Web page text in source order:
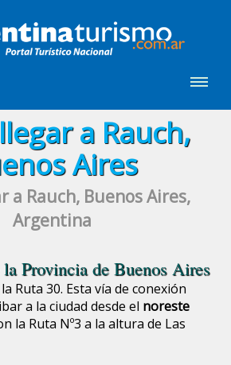
a Rauch,
Aires
a Rauch, Buenos Aires,
Argentina
la Provincia deBuenos Aires
Ruta 30. Esta vía de conexión
a la ciudad desde el noreste
la Ruta Nº3 a la altura de Las